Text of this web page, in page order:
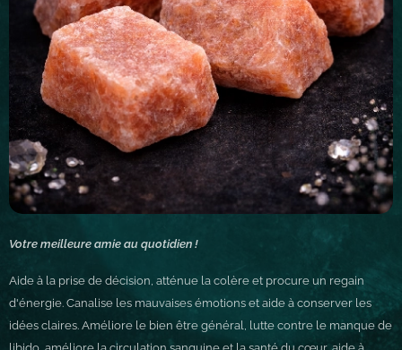
Votre meilleure amie au quotidien !
Aide à la prise de décision, atténue la colère et procure un regain
d'énergie. Canalise les mauvaises émotions et aide à conserver les
idées claires. Améliore le bien être général, lutte contre le manque de